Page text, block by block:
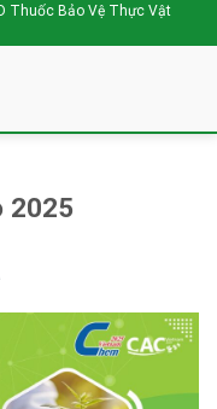
Thuốc Bảo Vệ Thực Vật
2025